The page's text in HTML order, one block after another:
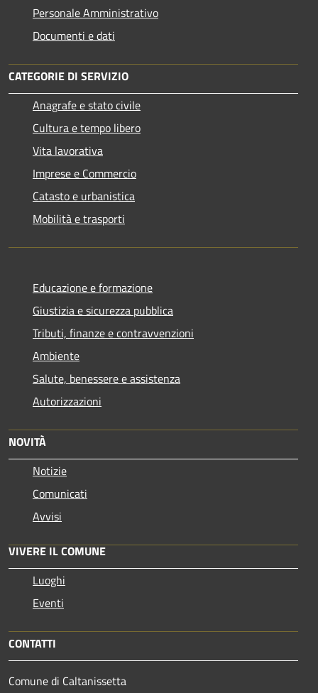
Personale Amministrativo
Documenti e dati
CATEGORIE DI SERVIZIO
Anagrafe e stato civile
Cultura e tempo libero
Vita lavorativa
Imprese e Commercio
Catasto e urbanistica
Mobilità e trasporti
Educazione e formazione
Giustizia e sicurezza pubblica
Tributi, finanze e contravvenzioni
Ambiente
Salute, benessere e assistenza
Autorizzazioni
NOVITÀ
Notizie
Comunicati
Avvisi
VIVERE IL COMUNE
Luoghi
Eventi
CONTATTI
Comune di Caltanissetta